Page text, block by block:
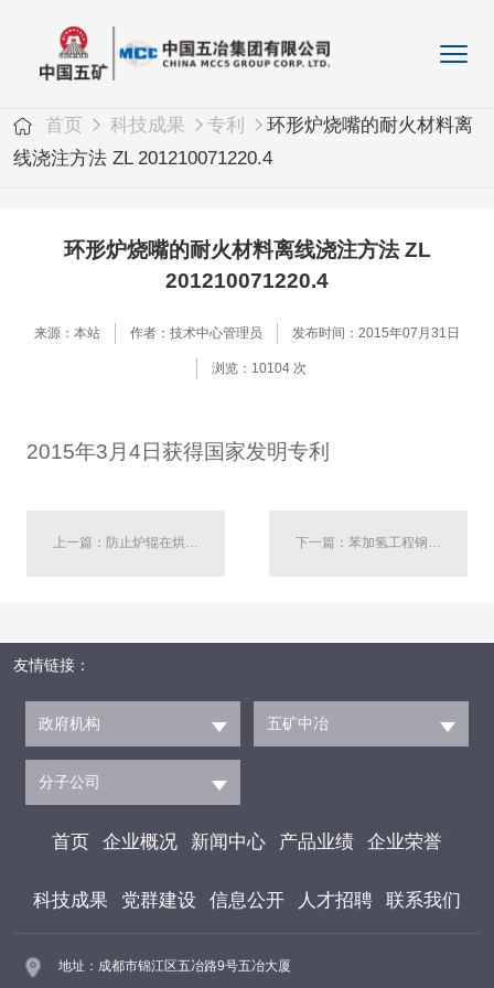
首页 科技成果 专利
环形炉烧嘴的耐火材料离
线浇注方法 ZL 201210071220.4
环形炉烧嘴的耐火材料离线浇注方法 ZL
201210071220.4
来源：本站 作者：技术中心管理员 发布时间：2015年07月31日
浏览：10104 次
2015年3月4日获得国家发明专利
上一篇：防止炉辊在烘炉期间受热变形的方法 ZL 201210256216.5 下一篇：苯加氢工程钢结构防火涂料施工方法 ZL 201010547701.9
友情链接：
政府机构 五矿中冶
分子公司
首页 企业概况 新闻中心 产品业绩 企业荣誉
科技成果 党群建设 信息公开 人才招聘 联系我们
地址：成都市锦江区五冶路9号五冶大厦